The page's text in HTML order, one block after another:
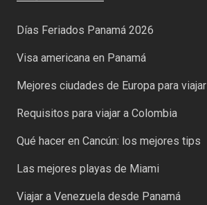
Días Feriados Panamá 2026
Visa americana en Panamá
Mejores ciudades de Europa para viajar
Requisitos para viajar a Colombia
Qué hacer en Cancún: los mejores tips
Las mejores playas de Miami
Viajar a Venezuela desde Panamá